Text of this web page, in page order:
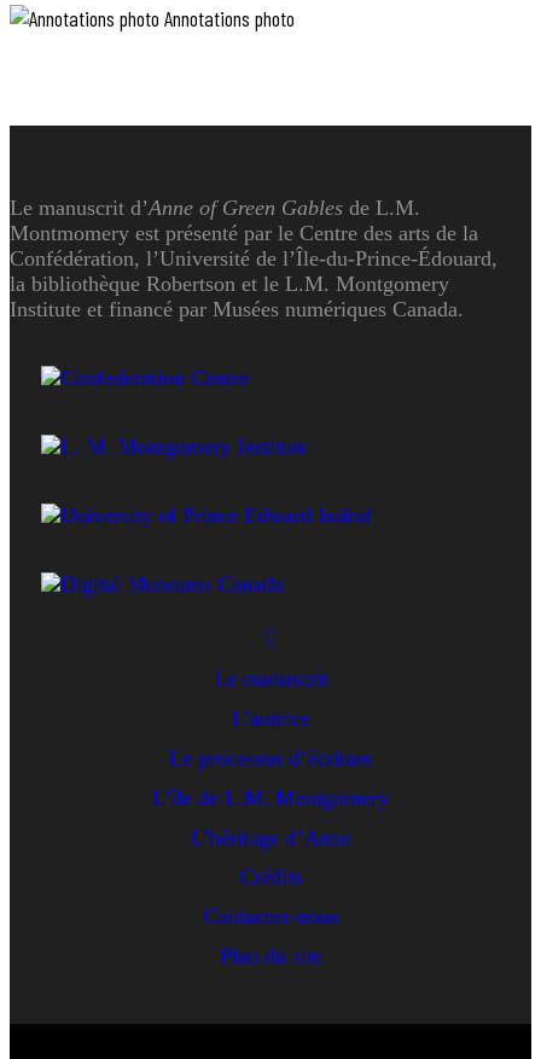
Annotations photo
Le manuscrit d’Anne of Green Gables de L.M.
Montmomery est présenté par le Centre des arts de la
Confédération, l’Université de l’Île-du-Prince-Édouard,
la bibliothèque Robertson et le L.M. Montgomery
Institute et financé par Musées numériques Canada.
Le manuscrit
L’autrice
Le processus d’écriture
L’île de L.M. Montgomery
L’héritage d’Anne
Crédits
Contactez-nous
Plan du site